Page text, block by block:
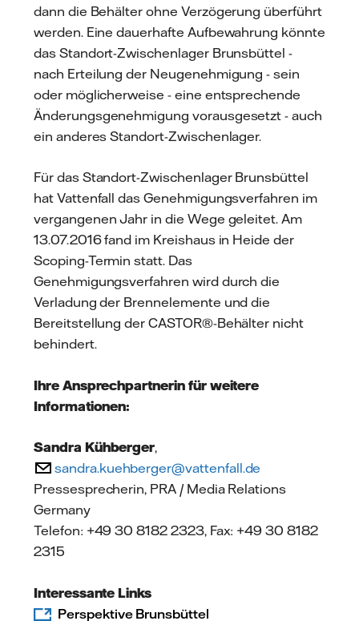
dann die Behälter ohne Verzögerung überführt
werden. Eine dauerhafte Aufbewahrung könnte
das Standort-Zwischenlager Brunsbüttel -
nach Erteilung der Neugenehmigung - sein
oder möglicherweise - eine entsprechende
Änderungsgenehmigung vorausgesetzt - auch
ein anderes Standort-Zwischenlager.
Für das Standort-Zwischenlager Brunsbüttel
hat Vattenfall das Genehmigungsverfahren im
vergangenen Jahr in die Wege geleitet. Am
13.07.2016 fand im Kreishaus in Heide der
Scoping-Termin statt. Das
Genehmigungsverfahren wird durch die
Verladung der Brennelemente und die
Bereitstellung der CASTOR®-Behälter nicht
behindert.
Ihre Ansprechpartnerin für weitere
Informationen:
Sandra Kühberger,
sandra.kuehberger@vattenfall.de
Pressesprecherin, PRA / Media Relations
Germany
Telefon: +49 30 8182 2323, Fax: +49 30 8182
2315
Interessante Links
Perspektive Brunsbüttel